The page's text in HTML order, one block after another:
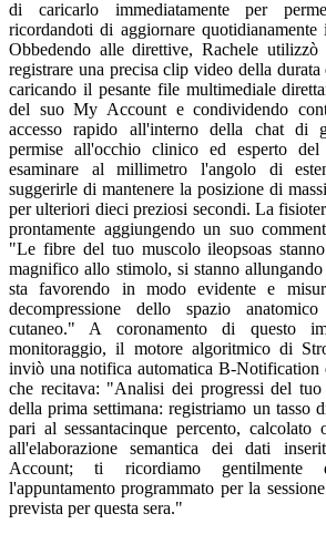
di caricarlo immediatamente per
ricordandoti di aggiornare
Obbedendo alle direttive, Rachele
registrare una precisa clip video della
caricando il pesante file multimediale
del suo My Account e condividendo
accesso rapido all'interno della chat di
permise all'occhio clinico ed esperto
esaminare al millimetro l'angolo di
suggerirle di mantenere la posizione di
per ulteriori dieci preziosi secondi. La
prontamente aggiungendo un suo
"Le fibre del tuo muscolo ileopsoas
magnifico allo stimolo, si stanno allungando
sta favorendo in modo evidente e
decompressione dello spazio
cutaneo." A coronamento di questo
monitoraggio, il motore algoritmico di
inviò una notifica automatica B-Notification
che recitava: "Analisi dei progressi del
della prima settimana: registriamo un tasso
pari al sessantacinque percento, calcolato
all'elaborazione semantica dei dati
Account; ti ricordiamo gentilmente
l'appuntamento programmato per la
prevista per questa sera."